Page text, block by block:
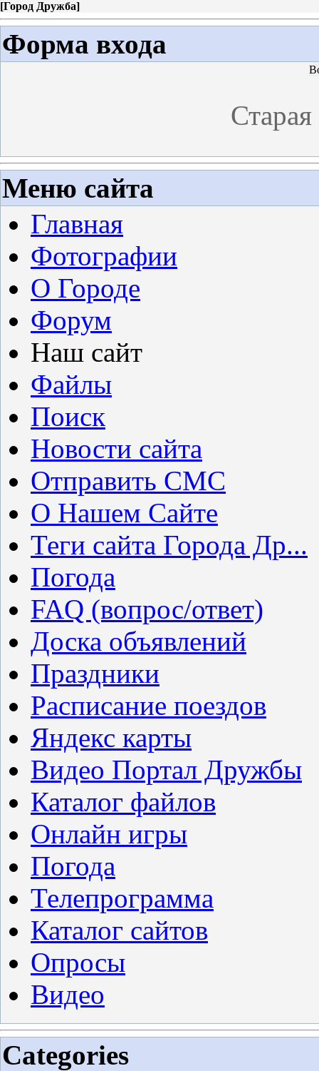
[Город Дружба]
Форма входа
Меню сайта
Главная
Фотографии
О Городе
Форум
Наш сайт
Файлы
Поиск
Новости сайта
Отправить СМС
О Нашем Сайте
Теги сайта Города Др...
Погода
FAQ (вопрос/ответ)
Доска объявлений
Праздники
Расписание поездов
Яндекс карты
Видео Портал Дружбы
Каталог файлов
Онлайн игры
Погода
Телепрограмма
Каталог сайтов
Опросы
Видео
Categories